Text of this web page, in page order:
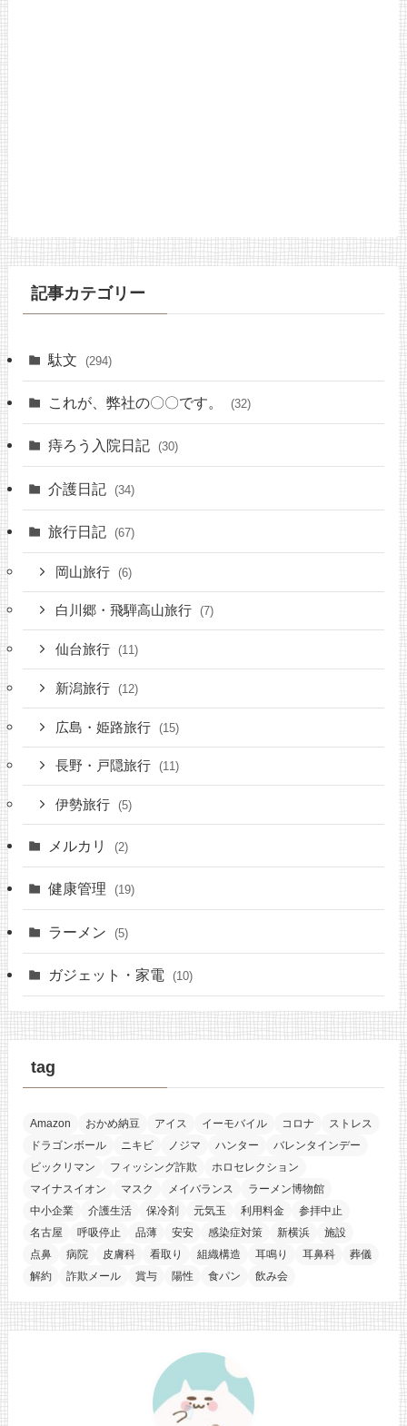
記事カテゴリー
駄文 (294)
これが、弊社の〇〇です。 (32)
痔ろう入院日記 (30)
介護日記 (34)
旅行日記 (67)
岡山旅行 (6)
白川郷・飛騨高山旅行 (7)
仙台旅行 (11)
新潟旅行 (12)
広島・姫路旅行 (15)
長野・戸隠旅行 (11)
伊勢旅行 (5)
メルカリ (2)
健康管理 (19)
ラーメン (5)
ガジェット・家電 (10)
tag
Amazon おかめ納豆 アイス イーモバイル コロナ
ストレス
ドラゴンボール
ニキビ ノジマ ハンター
バレンタインデー
ビックリマン
フィッシング詐欺
ホロセレクション
マイナスイオン
マスク メイバランス
ラーメン博物館
中小企業
介護生活 保冷剤 元気玉 利用料金
参拝中止
名古屋
呼吸停止 品薄 安安 感染症対策 新横浜
施設
点鼻
病院 皮膚科 看取り 組織構造 耳鳴り 耳鼻科
葬儀
解約
詐欺メール 賞与 陽性 食パン 飲み会